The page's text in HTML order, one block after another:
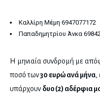
Καλλίρη Μέμη 6947077172
Παπαδημητρίου Άνκα
Η μηνιαία συνδρομή με
ποσό των30 ευρώ ανά μήνα,
υπάρχουν δυο (2) αδέρφια